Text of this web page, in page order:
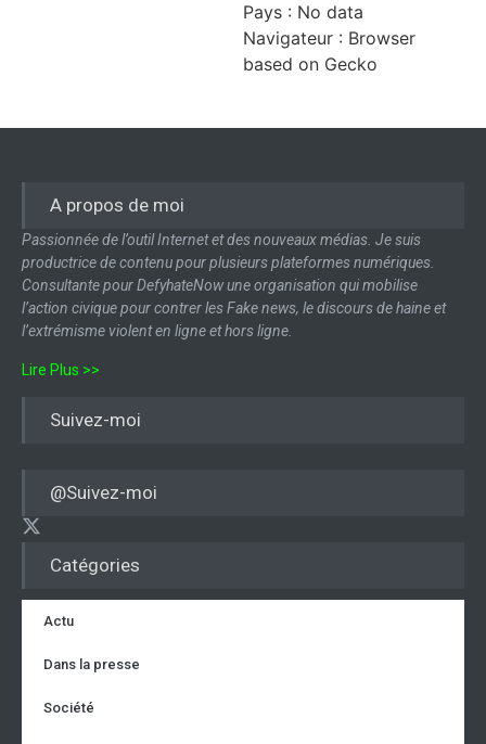
Pays : No data
Navigateur : Browser
based on Gecko
Catégories
Actu
Dans la presse
Société
A propos de moi
Passionnée de l’outil Internet et des nouveaux médias. Je suis
productrice de contenu pour plusieurs plateformes numériques.
Consultante pour DefyhateNow une organisation qui mobilise
l’action civique pour contrer les Fake news, le discours de haine et
l’extrémisme violent en ligne et hors ligne.
Lire Plus >>
Suivez-moi
@Suivez-moi